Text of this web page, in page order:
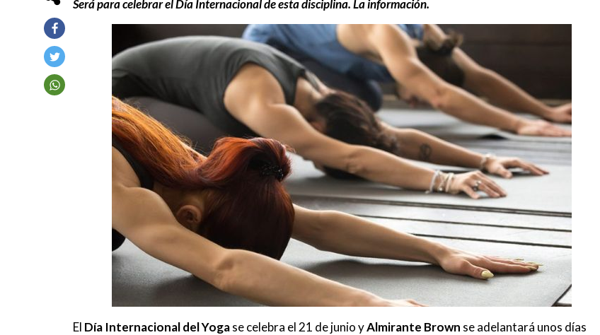
Será para celebrar el Día Internacional de esta disciplina. La información.
El Día Internacional del Yogase celebra el 21 de junio yAlmirante Brown se adelantará unos días